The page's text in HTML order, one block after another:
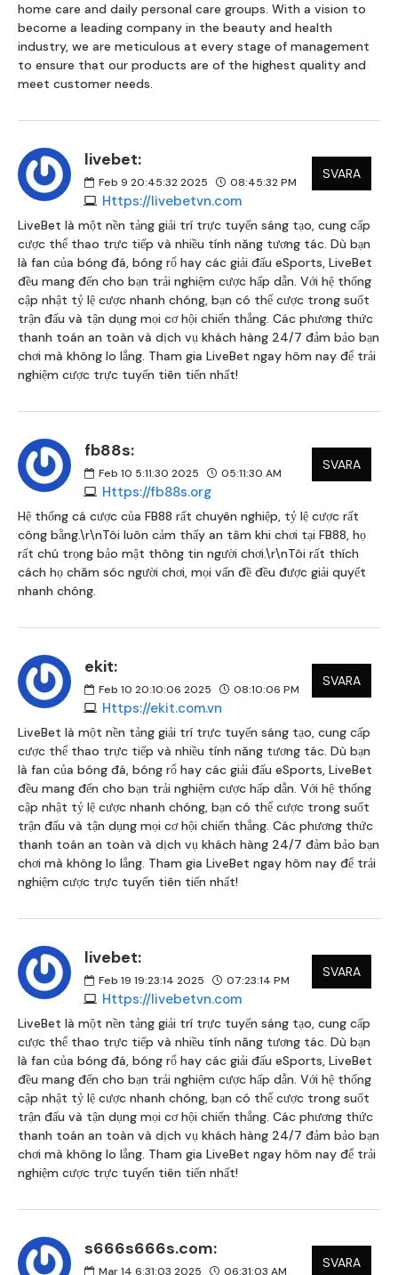
home care and daily personal care groups. With a vision to
become a leading company in the beauty and health
industry, we are meticulous at every stage of management
to ensure that our products are of the highest quality and
meet customer needs.
livebet:
Feb 9 20:45:32 2025 08:45:32 PM
Https://livebetvn.com
SVARA
LiveBet là một nền tảng giải trí trực tuyến sáng tạo, cung cấp
cược thể thao trực tiếp và nhiều tính năng tương tác. Dù bạn
là fan của bóng đá, bóng rổ hay các giải đấu eSports, LiveBet
đều mang đến cho bạn trải nghiệm cược hấp dẫn. Với hệ thống
cập nhật tỷ lệ cược nhanh chóng, bạn có thể cược trong suốt
trận đấu và tận dụng mọi cơ hội chiến thắng. Các phương thức
thanh toán an toàn và dịch vụ khách hàng 24/7 đảm bảo bạn
chơi mà không lo lắng. Tham gia LiveBet ngay hôm nay để trải
nghiệm cược trực tuyến tiên tiến nhất!
fb88s:
Feb 10 5:11:30 2025 05:11:30 AM
Https://fb88s.org
SVARA
Hệ thống cá cược của FB88 rất chuyên nghiệp, tỷ lệ cược rất
công bằng.\r\nTôi luôn cảm thấy an tâm khi chơi tại FB88, họ
rất chú trọng bảo mật thông tin người chơi.\r\nTôi rất thích
cách họ chăm sóc người chơi, mọi vấn đề đều được giải quyết
nhanh chóng.
ekit:
Feb 10 20:10:06 2025 08:10:06 PM
Https://ekit.com.vn
SVARA
LiveBet là một nền tảng giải trí trực tuyến sáng tạo, cung cấp
cược thể thao trực tiếp và nhiều tính năng tương tác. Dù bạn
là fan của bóng đá, bóng rổ hay các giải đấu eSports, LiveBet
đều mang đến cho bạn trải nghiệm cược hấp dẫn. Với hệ thống
cập nhật tỷ lệ cược nhanh chóng, bạn có thể cược trong suốt
trận đấu và tận dụng mọi cơ hội chiến thắng. Các phương thức
thanh toán an toàn và dịch vụ khách hàng 24/7 đảm bảo bạn
chơi mà không lo lắng. Tham gia LiveBet ngay hôm nay để trải
nghiệm cược trực tuyến tiên tiến nhất!
livebet:
Feb 19 19:23:14 2025 07:23:14 PM
Https://livebetvn.com
SVARA
LiveBet là một nền tảng giải trí trực tuyến sáng tạo, cung cấp
cược thể thao trực tiếp và nhiều tính năng tương tác. Dù bạn
là fan của bóng đá, bóng rổ hay các giải đấu eSports, LiveBet
đều mang đến cho bạn trải nghiệm cược hấp dẫn. Với hệ thống
cập nhật tỷ lệ cược nhanh chóng, bạn có thể cược trong suốt
trận đấu và tận dụng mọi cơ hội chiến thắng. Các phương thức
thanh toán an toàn và dịch vụ khách hàng 24/7 đảm bảo bạn
chơi mà không lo lắng. Tham gia LiveBet ngay hôm nay để trải
nghiệm cược trực tuyến tiên tiến nhất!
s666s666s.com:
Mar 14 6:31:03 2025 06:31:03 AM
SVARA